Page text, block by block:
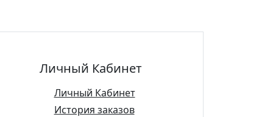
Личный Кабинет
Личный Кабинет
История заказов